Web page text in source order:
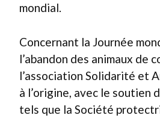
mondial.
Concernant la Journée
l’abandon des animaux de
l’association Solidarité et
à l’origine, avec le soutien
tels que la Société